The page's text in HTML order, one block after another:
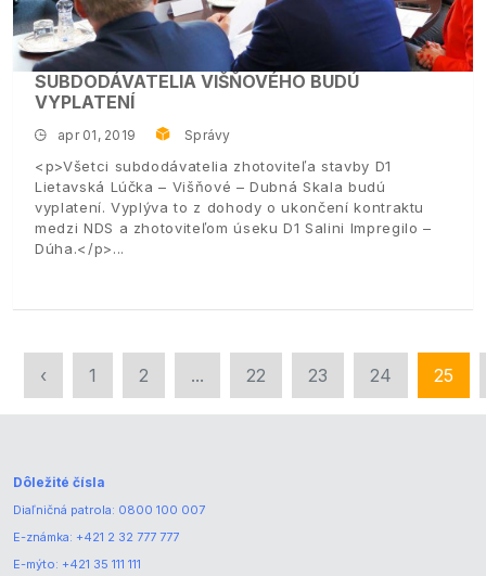
SUBDODÁVATELIA VIŠŇOVÉHO BUDÚ
VYPLATENÍ
apr 01, 2019 Správy
<p>Všetci subdodávatelia zhotoviteľa stavby D1
Lietavská Lúčka – Višňové – Dubná Skala budú
vyplatení. Vyplýva to z dohody o ukončení kontraktu
medzi NDS a zhotoviteľom úseku D1 Salini Impregilo –
Dúha.</p>
‹ 1 2 ... 22 23 24 25
Dôležité čísla
Diaľničná patrola: 0800 100 007
E-známka: +421 2 32 777 777
E-mýto: +421 35 111 111